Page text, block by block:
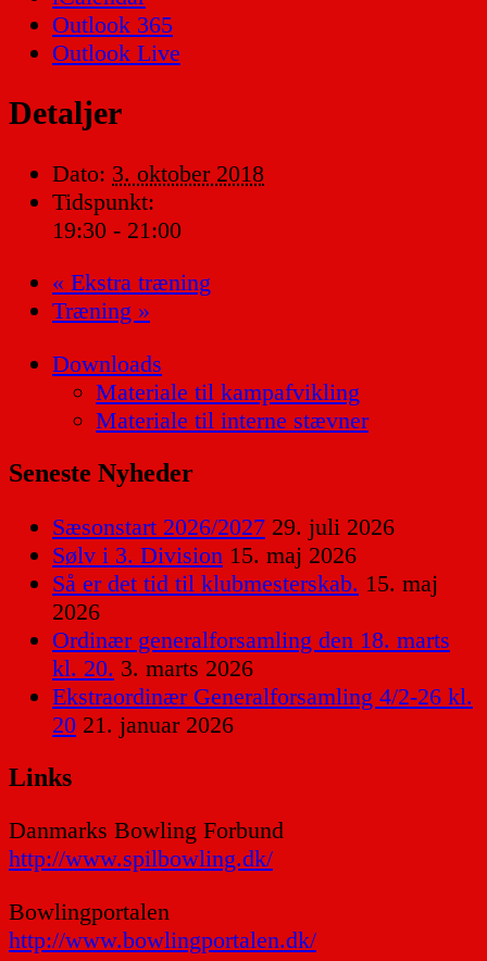
Outlook 365
Outlook Live
Detaljer
Dato: 3. oktober 2018
Tidspunkt:
19:30 - 21:00
« Ekstra træning
Træning »
Downloads
Materiale til kampafvikling
Materiale til interne stævner
Seneste Nyheder
Sæsonstart 2026/2027 29. juli 2026
Sølv i 3. Division 15. maj 2026
Så er det tid til klubmesterskab. 15. maj
2026
Ordinær generalforsamling den 18. marts
kl. 20. 3. marts 2026
Ekstraordinær Generalforsamling 4/2-26 kl.
20 21. januar 2026
Links
Danmarks Bowling Forbund
http://www.spilbowling.dk/
Bowlingportalen
http://www.bowlingportalen.dk/